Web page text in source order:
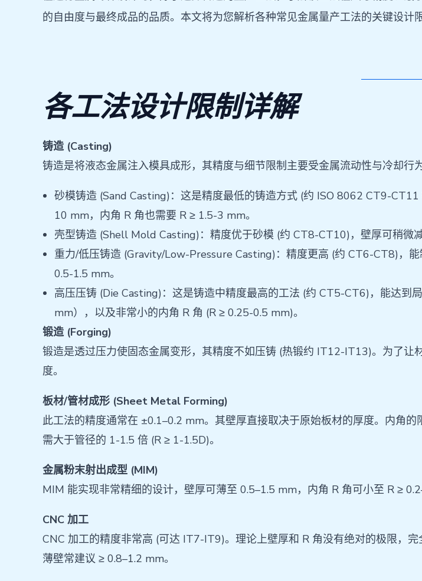
的自由度与最终成品的品质。本文将为您解析各种常见金属量产工法的关键设计限
各工法设计限制详解
铸造 (Casting)
铸造是将液态金属注入模具成形，其精度与细节限制主要受金属流动性与冷却行为
砂模铸造 (Sand Casting)：这是精度最低的铸造方式 (约 ISO 8062 CT9-
10 mm，内角 R 角也需要 R ≥ 1.5-3 mm。
壳型铸造 (Shell Mold Casting)：精度优于砂模 (约 CT8-CT10)，壁厚可稍微
重力/低压铸造 (Gravity/Low-Pressure Casting)：精度更高 (约 CT6-CT8)，
0.5-1.5 mm。
高压压铸 (Die Casting)：这是铸造中精度最高的工法 (约 CT5-CT6)，能达
mm），以及非常小的内角 R 角 (R ≥ 0.25-0.5 mm)。
锻造 (Forging)
锻造是透过压力使固态金属变形，其精度不如压铸 (热锻约 IT12-IT13)。为了
度。
板材/管材成形 (Sheet Metal Forming)
此工法的精度通常在 ±0.1–0.2 mm。其壁厚直接取决于原始板材的厚度。内角
需大于管径的 1-1.5 倍 (R ≥ 1-1.5D)。
金属粉末射出成型 (MIM)
MIM 能实现非常精细的设计，壁厚可薄至 0.5–1.5 mm，内角 R 角可小至 R ≥
CNC 加工
CNC 加工的精度非常高 (可达 IT7-IT9)。理论上壁厚和 R 角没有绝对的极限，
薄壁常建议 ≥ 0.8–1.2 mm。